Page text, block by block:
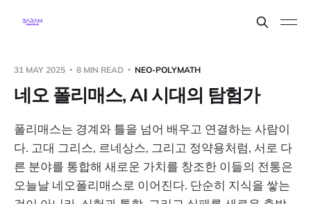
31 MAY 2025 8 MIN READ NEO-POLYMATH
네오 폴리매스, AI 시대의 탐험가
폴리매스는 경계와 틀을 넘어 배우고 연결하는 사람이
다. 고대 그리스, 르네상스, 그리고 정약용처럼, 서로 다
른 분야를 통합해 새로운 가치를 창조한 이들의 전통은
오늘날 네오폴리매스로 이어진다. 단순히 지식을 쌓는